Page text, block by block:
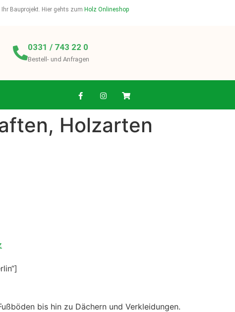
Bauprojekt. Hier gehts zum Holz Onlineshop
0331 / 743 22 0
Bestell- und Anfragen
Holzarten
bis hin zu Dächern und Verkleidungen.